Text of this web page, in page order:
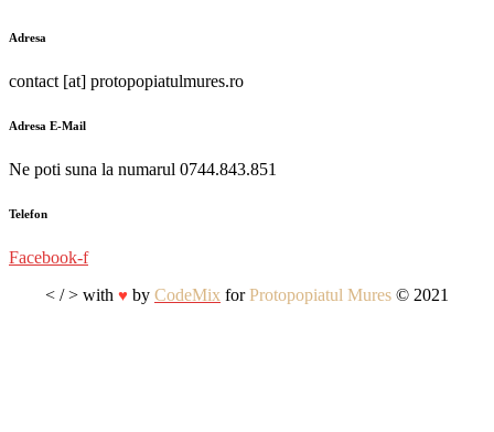
Adresa
contact [at] protopopiatulmures.ro
Adresa E-Mail
Ne poti suna la numarul 0744.843.851
Telefon
Facebook-f
< / > with ♥ by CodeMix forProtopopiatul Mures © 2021